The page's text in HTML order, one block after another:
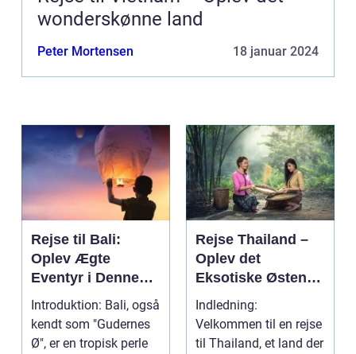
wonderskønne land
Peter Mortensen 18 januar 2024
Rejse til Bali:
Oplev Ægte
Eventyr i Denne
Indonesiske
Drømmedestinatio
n
Introduktion: Bali, også
kendt som "Gudernes
Ø", er en tropisk perle
Rejse Thailand –
Oplev det
Eksotiske Østens
Vidunderland
Indledning:
Velkommen til en rejse
til Thailand, et land der